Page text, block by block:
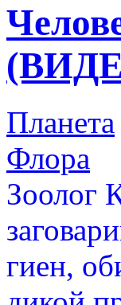
Планета
Флора
Зоолог
гиен,